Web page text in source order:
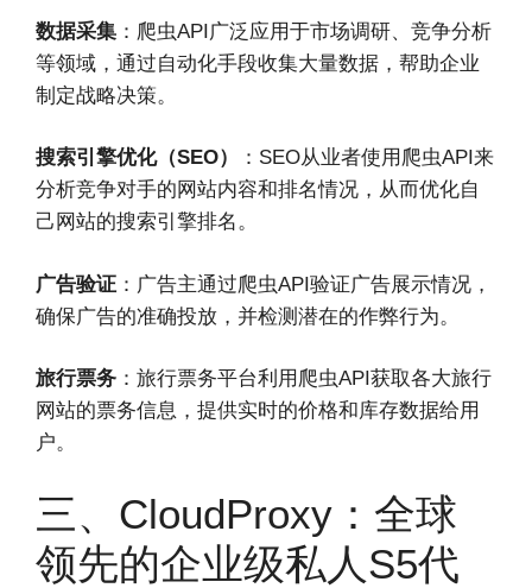
数据采集 ：爬虫API广泛应用于市场调研、竞争分析
等领域，通过自动化手段收集大量数据，帮助企业
制定战略决策。
搜索引擎优化（SEO）
：SEO从业者使用爬虫API来
分析竞争对手的网站内容和排名情况，从而优化自
己网站的搜索引擎排名。
广告验证 ：广告主通过爬虫API验证广告展示情况，
确保广告的准确投放，并检测潜在的作弊行为。
旅行票务 ：旅行票务平台利用爬虫API获取各大旅行
网站的票务信息，提供实时的价格和库存数据给用
户。
三、CloudProxy：全球
领先的企业级私人S5代